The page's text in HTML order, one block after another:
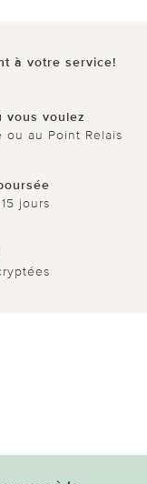
à votre service!
vous voulez
ou au Point Relais
jours